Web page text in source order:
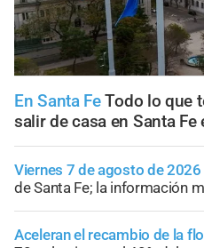
En Santa FeTodo lo que
salir de casa en Santa
Viernes 7 de agosto de 2026
de Santa Fe; la información
Aceleran el recambio de la